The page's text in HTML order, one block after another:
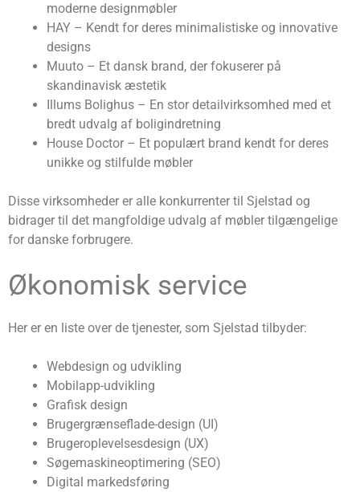
moderne designmøbler
HAY – Kendt for deres minimalistiske og innovative
designs
Muuto – Et dansk brand, der fokuserer på
skandinavisk æstetik
Illums Bolighus – En stor detailvirksomhed med et
bredt udvalg af boligindretning
House Doctor – Et populært brand kendt for deres
unikke og stilfulde møbler
Disse virksomheder er alle konkurrenter til Sjelstad og
bidrager til det mangfoldige udvalg af møbler tilgængelige
for danske forbrugere.
Økonomisk service
Her er en liste over de tjenester, som Sjelstad tilbyder:
Webdesign og udvikling
Mobilapp-udvikling
Grafisk design
Brugergrænseflade-design (UI)
Brugeroplevelsesdesign (UX)
Søgemaskineoptimering (SEO)
Digital markedsføring